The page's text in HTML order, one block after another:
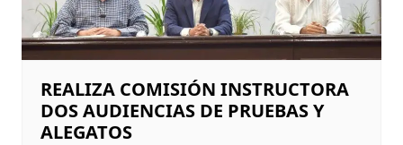
REALIZA COMISIÓN INSTRUCTORA
DOS AUDIENCIAS DE PRUEBAS Y
ALEGATOS